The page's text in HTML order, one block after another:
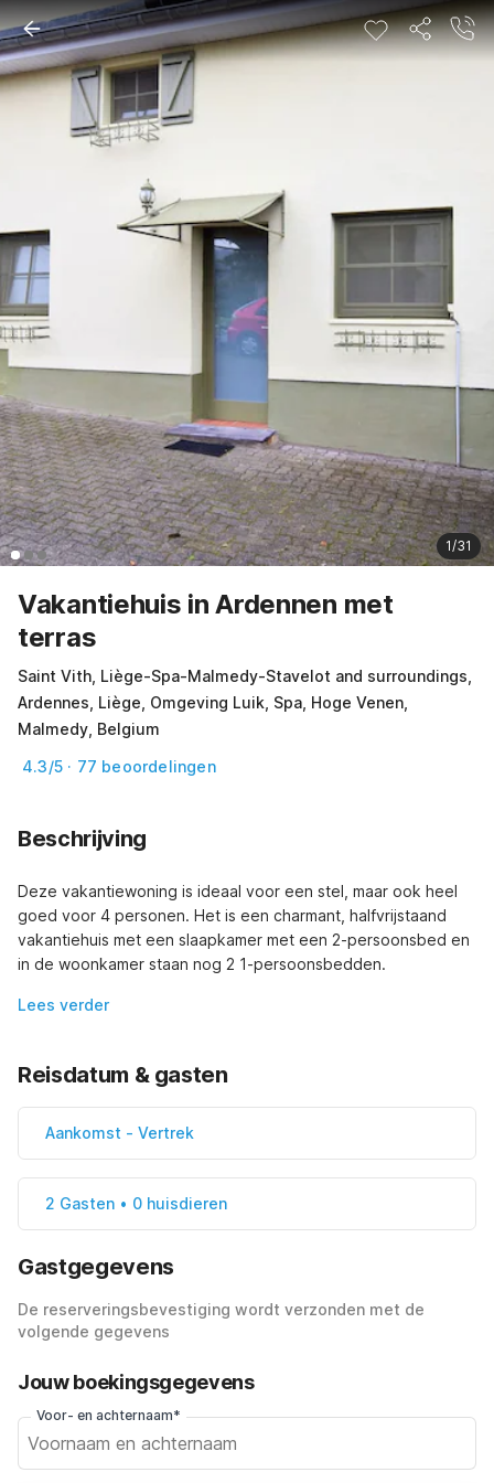
1/31
Vakantiehuis in Ardennen met
terras
Saint Vith, Liège-Spa-Malmedy-Stavelot and surroundings,
Ardennes, Liège, Omgeving Luik, Spa, Hoge Venen,
Malmedy, Belgium
4.3/5 · 77 beoordelingen
Beschrijving
Deze vakantiewoning is ideaal voor een stel, maar ook heel
goed voor 4 personen. Het is een charmant, halfvrijstaand
vakantiehuis met een slaapkamer met een 2-persoonsbed en
in de woonkamer staan nog 2 1-persoonsbedden.
Lees verder
Reisdatum & gasten
Aankomst - Vertrek
2 Gasten • 0 huisdieren
Gastgegevens
De reserveringsbevestiging wordt verzonden met de
volgende gegevens
Jouw boekingsgegevens
Voor- en achternaam*